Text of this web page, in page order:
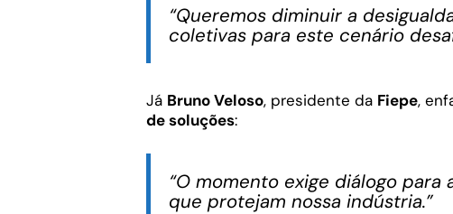
“Queremos diminuir a
coletivas para este cenário
Já Bruno Veloso, presidente da Fiepe,
de soluções:
“O momento exige diálogo
que protejam nossa indústria.”